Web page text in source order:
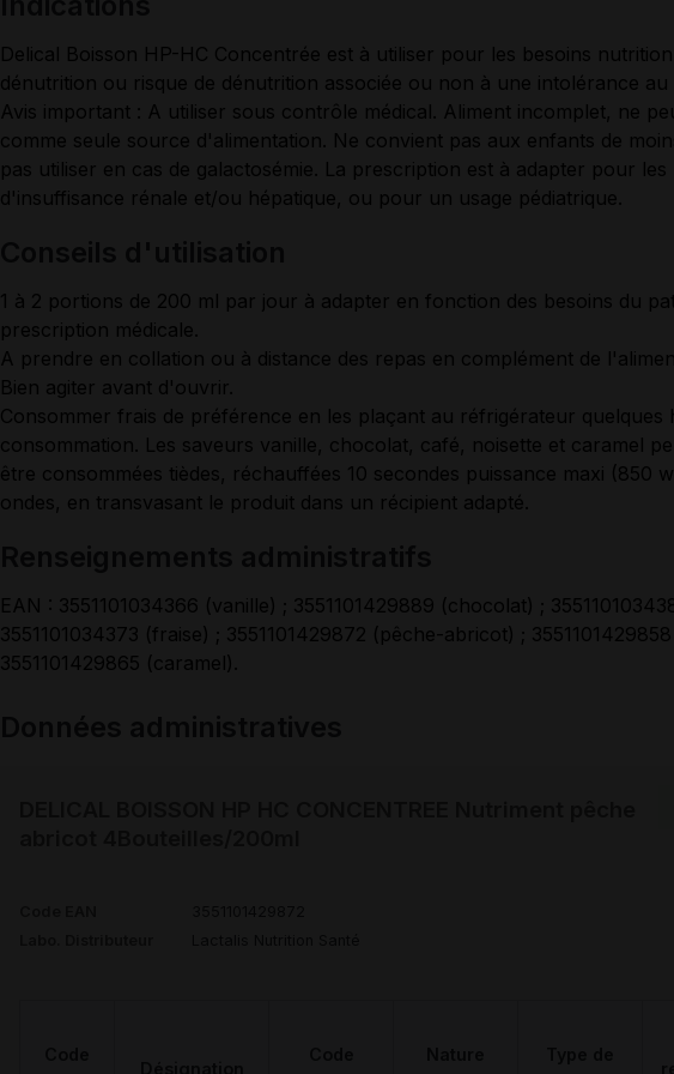
Delical Boisson HP-HC Concentrée est à utiliser pour les besoins
dénutrition ou risque de dénutrition associée ou non à une intolérance au
Avis important : A utiliser sous contrôle médical. Aliment incomplet, ne
comme seule source d'alimentation. Ne convient pas aux enfants de
pas utiliser en cas de galactosémie. La prescription est à adapter pour les
d'insuffisance rénale et/ou hépatique, ou pour un usage pédiatrique.
1 à 2 portions de 200 ml par jour à adapter en fonction des besoins du
prescription médicale.
A prendre en collation ou à distance des repas en complément de
Bien agiter avant d'ouvrir.
Consommer frais de préférence en les plaçant au réfrigérateur quelques
consommation. Les saveurs vanille, chocolat, café, noisette et caramel
être consommées tièdes, réchauffées 10 secondes puissance maxi (850
ondes, en transvasant le produit dans un récipient adapté.
EAN : 3551101034366 (vanille) ; 3551101429889 (chocolat) ;
3551101034373 (fraise) ; 3551101429872 (pêche-abricot) ; 3551101429858
3551101429865 (caramel).